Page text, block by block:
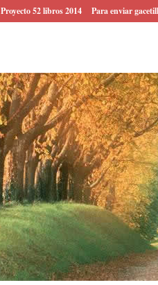
Proyecto 52 libros 2014 Para enviar